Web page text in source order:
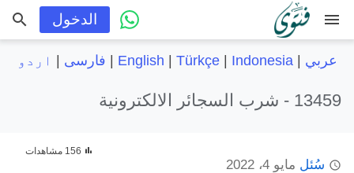
menu الدخول
عربي |
English Türkçe| Indonesia فارسی اردو
13459 - شرب السجائر الالكترونية
سُئل مايو 4، 2022
156 مشاهدات